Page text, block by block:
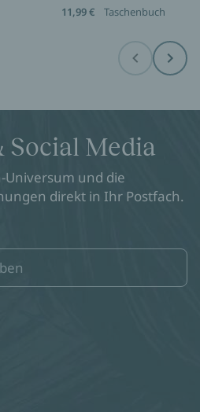
11,99 €
Taschenbuch
Before Next
Social Media
Universum und die
direkt in Ihr Postfach.